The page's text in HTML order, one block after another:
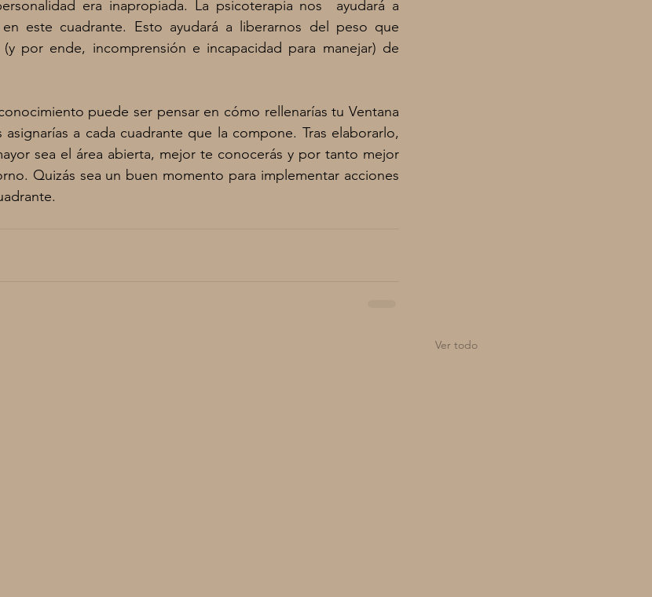
era inapropiada. La psicoterapia nos  ayudará a
este cuadrante. Esto ayudará a liberarnos del peso que
por ende, incomprensión e incapacidad para manejar) de
puede ser pensar en cómo rellenarías tu Ventana
a cada cuadrante que la compone. Tras elaborarlo,
sea el área abierta, mejor te conocerás y por tanto mejor
Quizás sea un buen momento para implementar acciones
Ver todo